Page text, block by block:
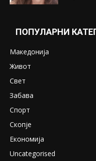
ПОПУЛАРНИ
Македонија
Живот
Свет
Забава
Спорт
Скопје
Економија
Uncategorised